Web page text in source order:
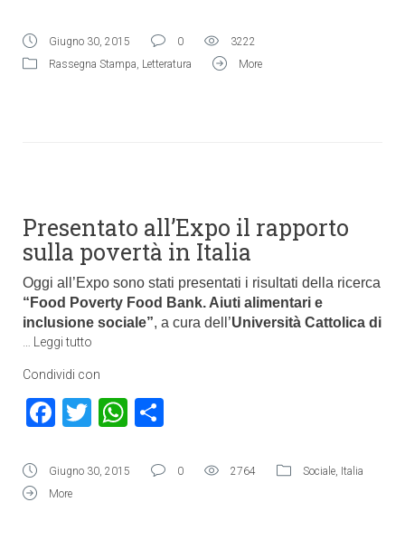
Giugno 30, 2015 0
3222
Rassegna Stampa, Letteratura More
Presentato all’Expo il rapporto
sulla povertà in Italia
Oggi all’Expo sono stati presentati i risultati della ricerca
“Food Poverty Food Bank. Aiuti alimentari e
inclusione sociale”, a cura dell’Università Cattolica di
Leggi tutto
Condividi con
Facebook
TwitterWhatsApp
Giugno 30, 2015 0 2764 Sociale, Italia
More